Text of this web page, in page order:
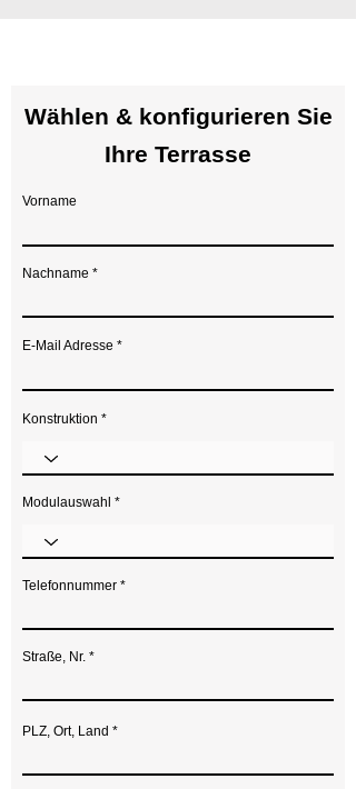
Wählen & konfigurieren Sie
Ihre Terrasse
Vorname
Nachname
E-Mail Adresse
Konstruktion
Modulauswahl
Telefonnummer
Straße, Nr.
PLZ, Ort, Land